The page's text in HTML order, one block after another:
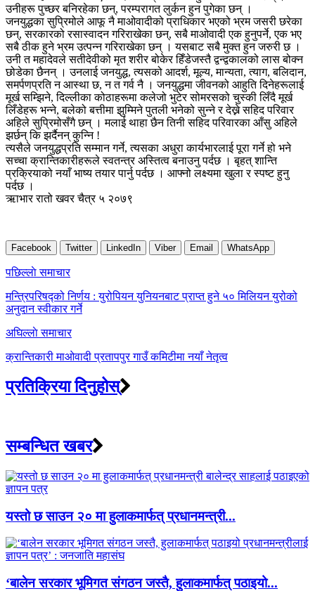
उनीहरू पुच्छर बनिरहेका छन्, परम्परागत लुर्कन हुन पुगेका छन् ।
जनयुद्धका सुप्रिमोले आफू नै माओवादीको प्राधिकार भएको भ्रम जसरी छरेका
छन्, सरकारको रसास्वादन गरिराखेका छन्, सबै माओवादी एक हुनुपर्ने, एक भए
सबै ठीक हुने भ्रम उत्पन्न गरिराखेका छन् । यसबाट सबै मुक्त हुन जरुरी छ ।
उनी त महादेवले सतीदेवीको मृत शरीर बोकेर हिँडेजस्तै द्वन्द्वकालको लास बोक्न
छोडेका छैनन् । उनलाई जनयुद्ध, त्यसको आदर्श, मूल्य, मान्यता, त्याग, बलिदान,
समर्पणप्रति न आस्था छ, न त गर्व नै । जनयुद्धमा जीवनको आहुति दिनेहरूलाई
मूर्ख सम्झिने, दिल्लीका कोठाहरूमा कलेजो भुटेर सोमरसको चुस्की लिँदै मूर्ख
लिँडेहरू भन्ने, बलेको बत्तीमा झुम्मिने पुतली भनेको सुन्ने र देख्ने सहिद परिवार
अहिले सुप्रिमोसँगै छन् । मलाई थाहा छैन तिनी सहिद परिवारका आँसु अहिले
झर्छन् कि झर्दैनन् कुन्नि !
त्यसैले जनयुद्धप्रति सम्मान गर्ने, त्यसका अधुरा कार्यभारलाई पूरा गर्ने हो भने
सच्चा क्रान्तिकारीहरूले स्वतन्त्र अस्तित्व बनाउनु पर्दछ । बृहत् शान्ति
प्रक्रियाको नयाँ भाष्य तयार पार्नु पर्दछ । आफ्नो लक्ष्यमा खुला र स्पष्ट हुनु
पर्दछ ।
ऋाभार रातो खवर चैत्र ५ २०७९
Facebook Twitter LinkedIn Viber Email WhatsApp
Post
navigation
पछिल्लाे समाचार
मन्त्रिपरिषद्को निर्णय : युरोपियन युनियनबाट प्राप्त हुने ५० मिलियन युरोको
अनुदान स्वीकार गर्ने
अघिल्लाे समाचार
क्रान्तिकारी माओवादी प्रतापपुर गाउँ कमिटीमा नयाँ नेतृत्व
प्रतिक्रिया दिनुहोस्
सम्बन्धित खबर
यस्तो छ साउन २० मा हुलाकमार्फत् प्रधानमन्त्री...
‘बालेन सरकार भूमिगत संगठन जस्तै, हुलाकमार्फत् पठाइयो...